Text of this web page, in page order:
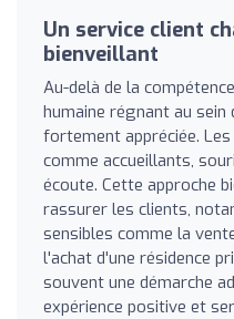
Un service client
bienveillant
Au-delà de la
humaine régnant au
fortement appréciée.
comme accueillants,
écoute. Cette approche
rassurer les clients,
sensibles comme la
l'achat d'une résidence
souvent une démarche
expérience positive et